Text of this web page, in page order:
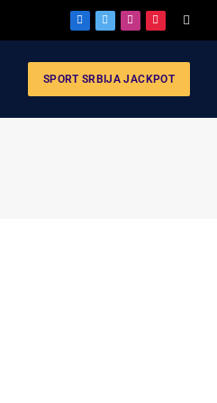
Facebook
X
Instagram
Pinterest
SPORT SRBIJA JACKPOT